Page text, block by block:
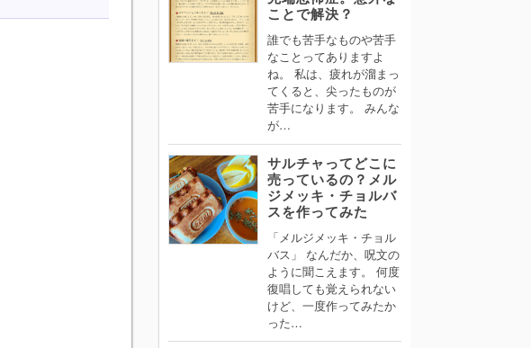
ことで解決？
誰でも苦手なものや苦手
なことってありますよ
ね。 私は、疲れが溜まっ
てくると、尖ったものが
苦手になります。 みんな
が…
サルチャってどこに
売っているの？メル
ジメッキ・チョルバ
スを作ってみた
「メルジメッキ・チョル
バス」 なんだか、呪文の
ように聞こえます。 何度
復唱しても覚えられない
けど、一度作ってみたか
った…